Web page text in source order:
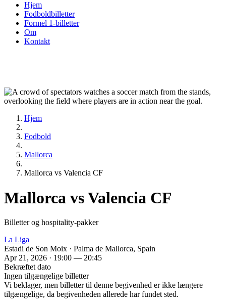
Hjem
Fodboldbilletter
Formel 1-billetter
Om
Kontakt
Hjem
Fodbold
Mallorca
Mallorca vs Valencia CF
Mallorca vs Valencia CF
Billetter og hospitality-pakker
La Liga
Estadi de Son Moix · Palma de Mallorca, Spain
Apr 21, 2026 · 19:00 — 20:45
Bekræftet dato
Ingen tilgængelige billetter
Vi beklager, men billetter til denne begivenhed er ikke længere
tilgængelige, da begivenheden allerede har fundet sted.